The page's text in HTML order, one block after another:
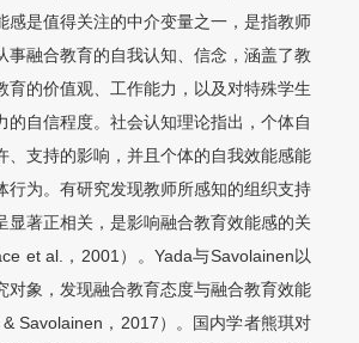
感是值得关注的中介变量之一，是指教师
事融合教育的自我认知、信念，涵盖了教
育的价值观、工作能力，以及对特殊学生
的自信程度。社会认知理论指出，个体自
、支持的影响，并且个体的自我效能感能
行为。有研究发现教师所感知的组织支持
显著正相关，是影响融合教育效能感的关
et al.，2001）。Yada与Savolainen以
对象，发现融合教育态度与融合教育效能
Savolainen，2017）。国内学者熊琪对